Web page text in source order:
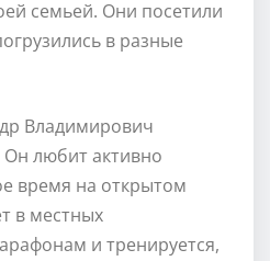
семьей. Они посетили
в разные
Владимирович
Он любит активно
время на открытом
в местных
и тренируется,